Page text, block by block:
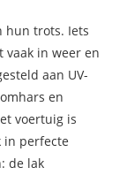
hun trots. Iets
vaak in weer en
aan UV-
en
voertuig is
in perfecte
de lak